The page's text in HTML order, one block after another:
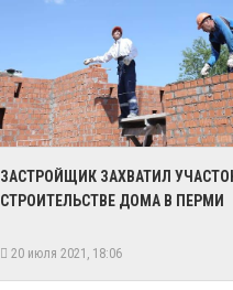
​ЗАСТРОЙЩИК ЗАХВАТИЛ
СТРОИТЕЛЬСТВЕ ДОМА В ПЕРМИ
20 июля 2021, 18:06